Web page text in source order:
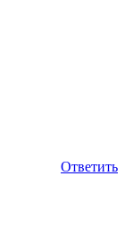
Ответить